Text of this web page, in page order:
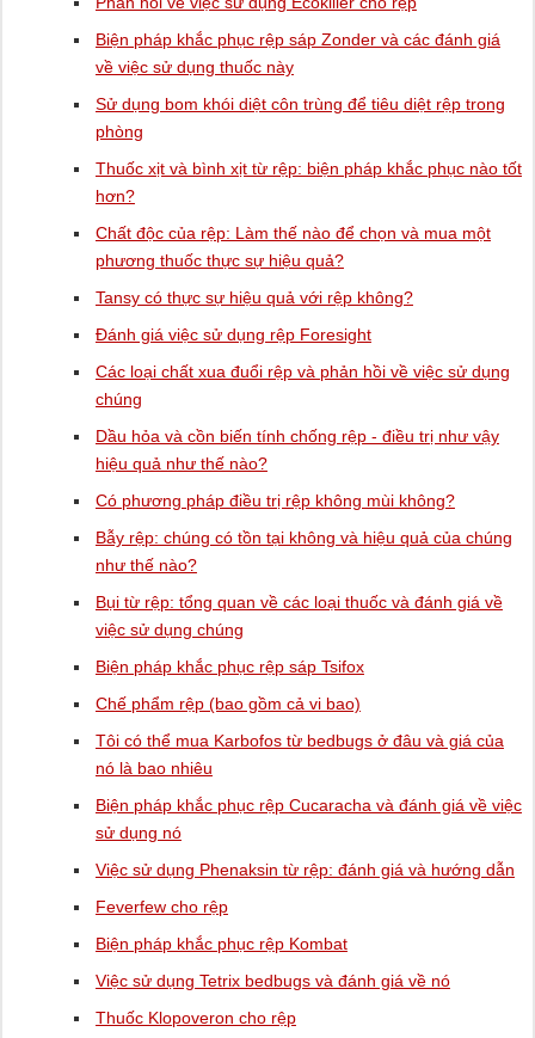
Biện pháp khắc phục rệp sáp Zonder và các đánh giá
về việc sử dụng thuốc này
Sử dụng bom khói diệt côn trùng để tiêu diệt rệp trong
phòng
Thuốc xịt và bình xịt từ rệp: biện pháp khắc phục nào tốt
hơn?
Chất độc của rệp: Làm thế nào để chọn và mua một
phương thuốc thực sự hiệu quả?
Tansy có thực sự hiệu quả với rệp không?
Đánh giá việc sử dụng rệp Foresight
Các loại chất xua đuổi rệp và phản hồi về việc sử dụng
chúng
Dầu hỏa và cồn biến tính chống rệp - điều trị như vậy
hiệu quả như thế nào?
Có phương pháp điều trị rệp không mùi không?
Bẫy rệp: chúng có tồn tại không và hiệu quả của chúng
như thế nào?
Bụi từ rệp: tổng quan về các loại thuốc và đánh giá về
việc sử dụng chúng
Biện pháp khắc phục rệp sáp Tsifox
Chế phẩm rệp (bao gồm cả vi bao)
Tôi có thể mua Karbofos từ bedbugs ở đâu và giá của
nó là bao nhiêu
Biện pháp khắc phục rệp Cucaracha và đánh giá về việc
sử dụng nó
Việc sử dụng Phenaksin từ rệp: đánh giá và hướng dẫn
Feverfew cho rệp
Biện pháp khắc phục rệp Kombat
Việc sử dụng Tetrix bedbugs và đánh giá về nó
Thuốc Klopoveron cho rệp